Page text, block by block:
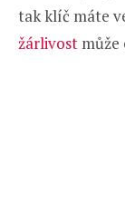
tak klíč máte
žárlivost